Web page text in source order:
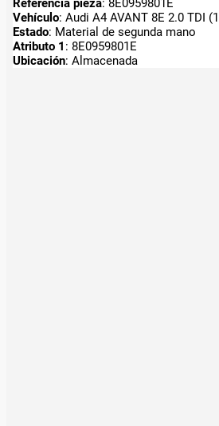
Referencia pieza: 8E0959801E
Vehículo: Audi A4 AVANT 8E 2.0 TDI
Estado: Material de segunda mano
Atributo 1 : 8E0959801E
Ubicación: Almacenada